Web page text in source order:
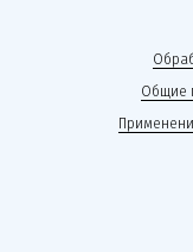
Общие